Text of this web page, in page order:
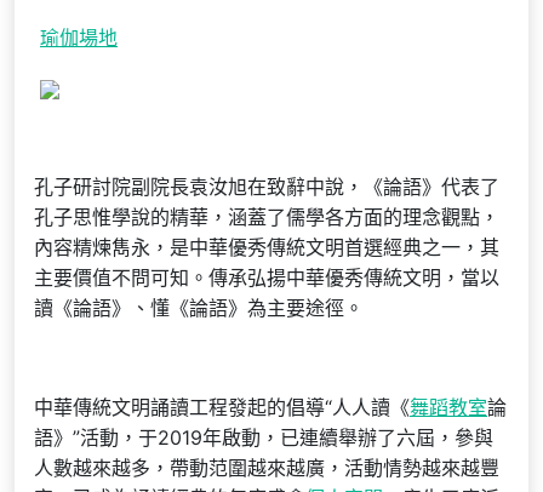
瑜伽場地
孔子研討院副院長袁汝旭在致辭中說，《論語》代表了
孔子思惟學說的精華，涵蓋了儒學各方面的理念觀點，
內容精煉雋永，是中華優秀傳統文明首選經典之一，其
主要價值不問可知。傳承弘揚中華優秀傳統文明，當以
讀《論語》、懂《論語》為主要途徑。
中華傳統文明誦讀工程發起的倡導“人人讀《舞蹈教室論
語》”活動，于2019年啟動，已連續舉辦了六屆，參與
人數越來越多，帶動范圍越來越廣，活動情勢越來越豐